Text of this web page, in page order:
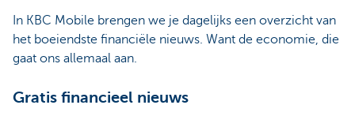
In KBC Mobile brengen we je dagelijks een overzicht van
het boeiendste financiële nieuws. Want de economie, die
gaat ons allemaal aan.
Gratis financieel nieuws